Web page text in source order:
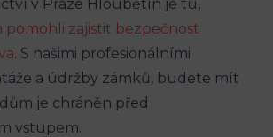
v Praze Hloubětín je tu,
pomohli zajistit bezpečnost
. S našimi profesionálními
a údržby zámků, budete mít
je chráněn před
vstupem.